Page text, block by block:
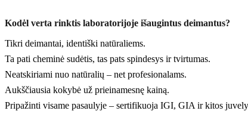
Kodėl verta rinktis laboratorijoje išaugintus deimantus?
Tikri deimantai, identiški natūraliems.
Ta pati cheminė sudėtis, tas pats spindesys ir tvirtumas.
Neatskiriami nuo natūralių – net profesionalams.
Aukščiausia kokybė už prieinamesnę kainą.
Pripažinti visame pasaulyje – sertifikuoja IGI, GIA ir kitos